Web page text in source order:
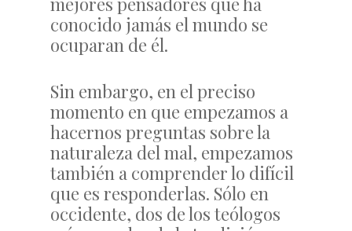
conocido jamás el mundo se
ocuparan de él.
Sin embargo, en el preciso
momento en que empezamos a
hacernos preguntas sobre la
naturaleza del mal, empezamos
también a comprender lo difícil
que es responderlas. Sólo en
occidente, dos de los teólogos